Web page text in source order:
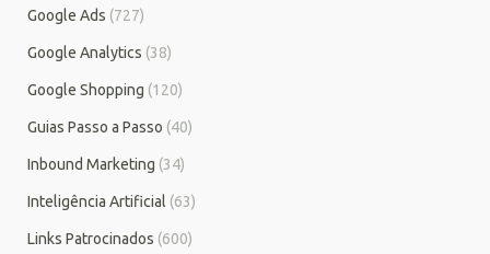
Google Ads (727)
Google Analytics (38)
Google Shopping (120)
Guias Passo a Passo (40)
Inbound Marketing (34)
Inteligência Artificial (63)
Links Patrocinados (600)